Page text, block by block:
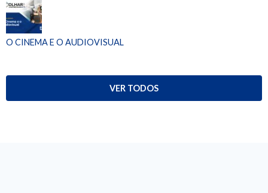
O CINEMA E O AUDIOVISUAL
VER TODOS